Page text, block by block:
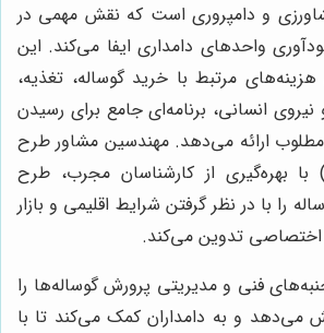
و دامپروری است که نقش مهمی در
واحدهای دامداری ایفا می‌کند. این
مرتبط با خرید گوساله، تغذیه،
انسانی، برنامه‌ای جامع برای رسیدن
مطلوب ارائه می‌دهد. مهندسین مشاور طرح
بهره‌گیری از کارشناسان مجرب، طرح
را با در نظر گرفتن شرایط اقلیمی و بازار
تدوین می‌کند.
فنی و مدیریتی پرورش گوساله‌ها را
و به دامداران کمک می‌کند تا با